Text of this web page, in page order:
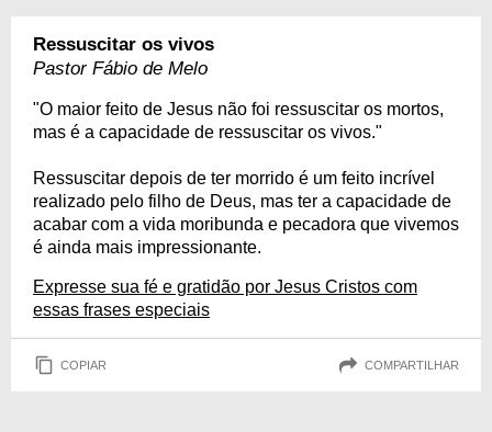
Ressuscitar os vivos
Pastor Fábio de Melo
"O maior feito de Jesus não foi ressuscitar os mortos,
mas é a capacidade de ressuscitar os vivos."
Ressuscitar depois de ter morrido é um feito incrível
realizado pelo filho de Deus, mas ter a capacidade de
acabar com a vida moribunda e pecadora que vivemos
é ainda mais impressionante.
Expresse sua fé e gratidão por Jesus Cristos com
essas frases especiais
COPIAR COMPARTILHAR